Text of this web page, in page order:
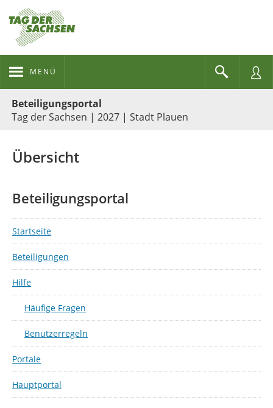
MENÜ
Beteiligungsportal
Tag der Sachsen | 2027 | Stadt Plauen
Übersicht
Beteiligungsportal
Startseite
Beteiligungen
Hilfe
Häufige Fragen
Benutzerregeln
Portale
Hauptportal